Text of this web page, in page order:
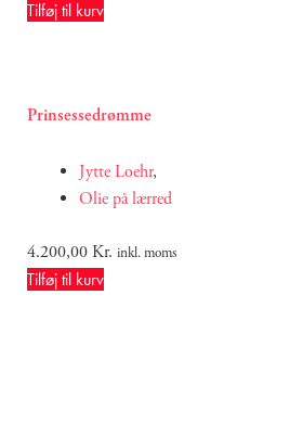
Tilføj til kurv
Prinsessedrømme
Jytte Loehr,
Olie på lærred
4.200,00Kr. inkl. moms
Tilføj til kurv